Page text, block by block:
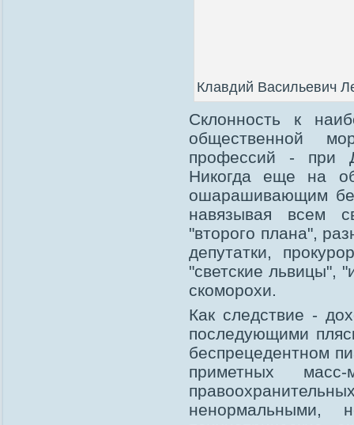
Клавдий Васильевич
Склонность к
общественной
профессий - при
Никогда еще на
ошарашивающим
навязывая всем
"второго плана",
депутатки,
"светские львицы",
скоморохи.
Как следствие -
последующими
беспрецедентном
приметных
ненормальными,